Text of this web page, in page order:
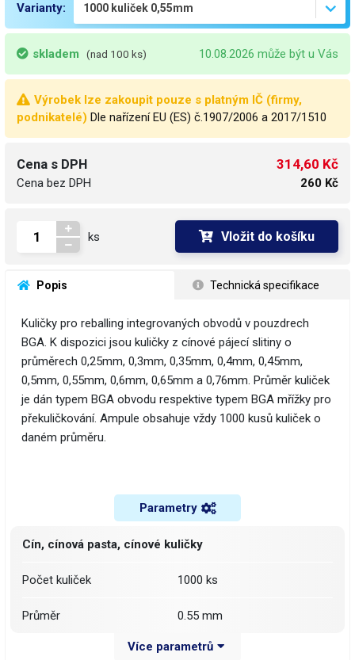
Varianty:
skladem (nad 100 ks) 10.08.2026 může být u Vás
Výrobek lze zakoupit pouze s platným IČ (firmy,
podnikatelé) Dle nařízení EU (ES) č.1907/2006 a 2017/1510
Cena s DPH
Cena bez DPH
314,60 Kč
260 Kč
ks Vložit do košíku
Popis Technická specifikace
Kuličky pro reballing integrovaných obvodů v pouzdrech
BGA. K dispozici jsou kuličky z cínové pájecí slitiny o
průměrech 0,25mm, 0,3mm, 0,35mm, 0,4mm, 0,45mm,
0,5mm, 0,55mm, 0,6mm, 0,65mm a 0,76mm. Průměr kuliček
je dán typem BGA obvodu respektive typem BGA mřížky pro
překuličkování. Ampule obsahuje vždy 1000 kusů kuliček o
daném průměru.
Parametry
Cín, cínová pasta, cínové kuličky
Počet kuliček 1000 ks
Průměr 0.55 mm
Sn63% Pb37%
Více parametrů